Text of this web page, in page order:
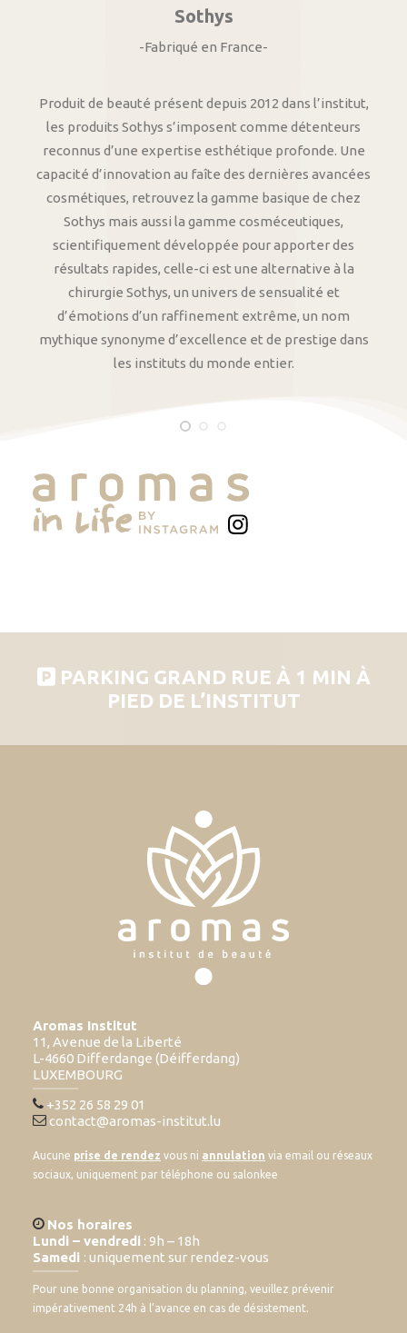
Sothys
-Fabriqué en France-
Produit de beauté présent depuis 2012 dans l’institut,
les produits Sothys s’imposent comme détenteurs
reconnus d’une expertise esthétique profonde. Une
capacité d’innovation au faîte des dernières avancées
cosmétiques, retrouvez la gamme basique de chez
Sothys mais aussi la gamme cosméceutiques,
scientifiquement développée pour apporter des
résultats rapides, celle-ci est une alternative à la
chirurgie Sothys, un univers de sensualité et
d’émotions d’un raffinement extrême, un nom
mythique synonyme d’excellence et de prestige dans
les instituts du monde entier.
PARKING GRAND RUE À 1 MIN À
PIED DE L’INSTITUT
Aromas Institut
11, Avenue de la Liberté
L-4660 Differdange (Déifferdang)
LUXEMBOURG
+352 26 58 29 01
contact@aromas-institut.lu
Aucune prise de rendez vous ni annulation via email ou réseaux
sociaux, uniquement par téléphone ou salonkee
Nos horaires
Lundi – vendredi : 9h – 18h
Samedi : uniquement sur rendez-vous
Pour une bonne organisation du planning, veuillez prévenir
impérativement 24h à l’avance en cas de désistement.